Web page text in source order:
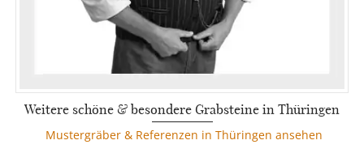
Weitere schöne & besondere Grabsteine in Thüringen
Mustergräber & Referenzen in Thüringen ansehen